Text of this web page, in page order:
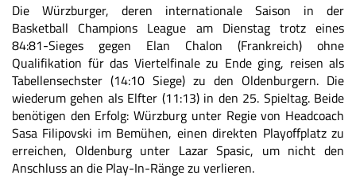
Die Würzburger, deren internationale Saison in der
Basketball Champions League am Dienstag trotz eines
84:81-Sieges gegen Elan Chalon (Frankreich) ohne
Qualifikation für das Viertelfinale zu Ende ging, reisen als
Tabellensechster (14:10 Siege) zu den Oldenburgern. Die
wiederum gehen als Elfter (11:13) in den 25. Spieltag. Beide
benötigen den Erfolg: Würzburg unter Regie von Headcoach
Sasa Filipovski im Bemühen, einen direkten Playoffplatz zu
erreichen, Oldenburg unter Lazar Spasic, um nicht den
Anschluss an die Play-In-Ränge zu verlieren.